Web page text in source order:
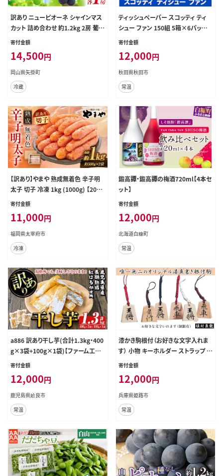
訳あり ニューピオーネ シャインマス
カット 詰め合わせ 約1.2kg 2房 葡萄
果物 優品 厳選出荷 スイーツ フルー
～10月中旬頃に出荷予定(土日祝除
く)》---osy_cwsmnp_ae9_26_135
00_s---
寄付金額
14,500円
岡山県矢掛町
冷蔵
ティッシュペーパー スコッティ ティ
シュー ファン 150組 5箱×6パック
秋田市オリジナル 最短翌日発送 [テ
ッティティシュー]
寄付金額
12,000円
秋田県秋田市
常温
【訳あり】やまや 熟成無着色 辛子明
太子 切子 冷凍 1kg (1000g) 【2026
年1月下旬より順次発送】
寄付金額
11,000円
福岡県太宰府市
冷凍
鍛高譚・鍛高譚の梅酒720ml【4本セ
ット】
寄付金額
12,000円
北海道白糠町
常温
a886 訳あり干し芋(合計1.3kg・400
g×3袋+100g×1袋)【ファーム工房】
姶良市 国産 鹿児島県産 長期熟成
焼芋 焼き芋 着色料・保存料不使用
無添加 スイーツ おやつ 常温 常温保
存 規格外
寄付金額
12,000円
鹿児島県姶良市
常温
漆かき駒根付（お好きな文字入れま
す） 小物 キーホルダー ストラップ オ
リジナル漆直書き 王将 玉将 飛車 角
棋好き
寄付金額
12,000円
兵庫県姫路市
常温